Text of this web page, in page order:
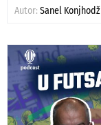
Autor: Sanel